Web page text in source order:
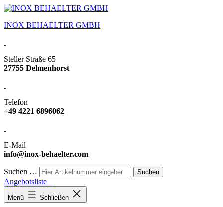
INOX BEHAELTER GMBH
Steller Straße 65
27755 Delmenhorst
Telefon
+49 4221 6896062
E-Mail
info@inox-behaelter.com
Suchen …
Angebotsliste
Menü Schließen